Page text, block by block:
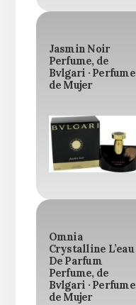
Jasmin Noir
Perfume, de
Bvlgari · Perfume
de Mujer
Omnia
Crystalline L’eau
De Parfum
Perfume, de
Bvlgari · Perfume
de Mujer